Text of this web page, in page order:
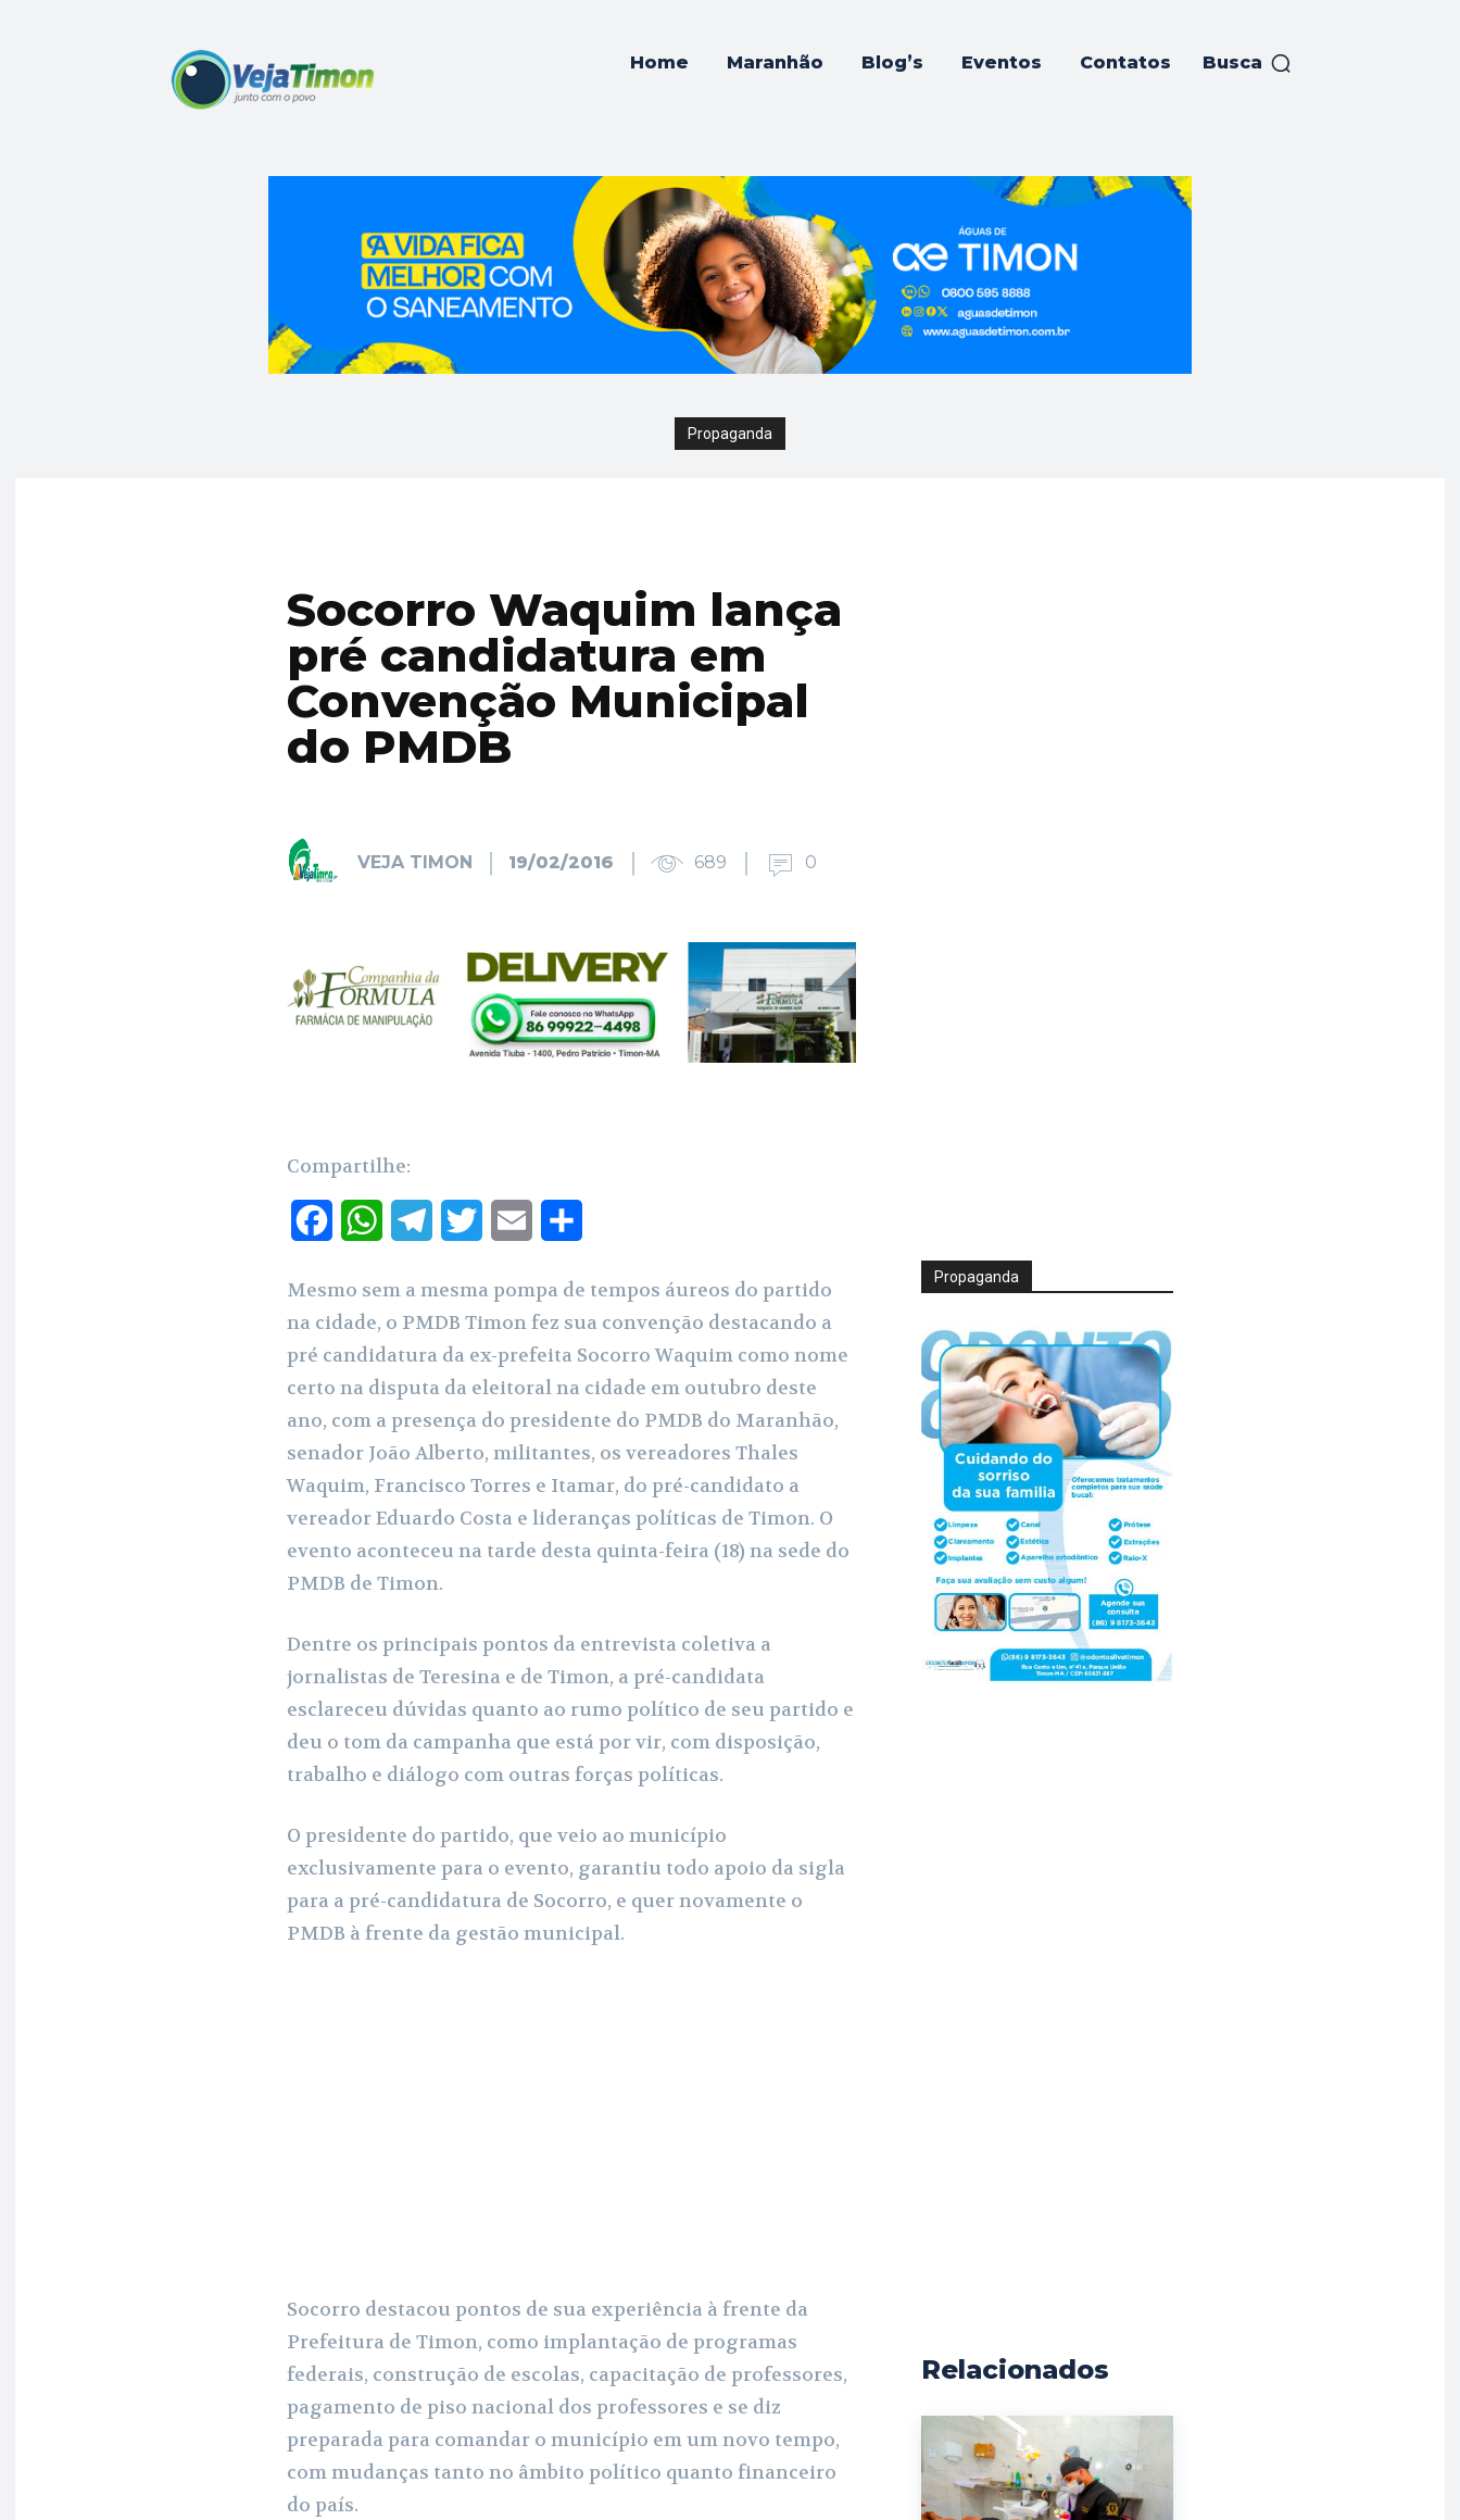
Home Maranhão Blog’s Eventos Contatos Busca
Propaganda
Socorro Waquim lança
pré candidatura em
Convenção Municipal
do PMDB
VEJA TIMON 19/02/2016 689 0
Compartilhe:
c
b
o
o
W
a
t
s
A
p
p
l
g
r
a
m
i
t
e
r
a
i
l
a
r
e
Mesmo sem a mesma pompa de tempos áureos do partido
na cidade, o PMDB Timon fez sua convenção destacando a
pré candidatura da ex-prefeita Socorro Waquim como nome
certo na disputa da eleitoral na cidade em outubro deste
ano, com a presença do presidente do PMDB do Maranhão,
senador João Alberto, militantes, os vereadores Thales
Waquim, Francisco Torres e Itamar, do pré-candidato a
vereador Eduardo Costa e lideranças políticas de Timon. O
evento aconteceu na tarde desta quinta-feira (18) na sede do
PMDB de Timon.
Dentre os principais pontos da entrevista coletiva a
jornalistas de Teresina e de Timon, a pré-candidata
esclareceu dúvidas quanto ao rumo político de seu partido e
deu o tom da campanha que está por vir, com disposição,
trabalho e diálogo com outras forças políticas.
O presidente do partido, que veio ao município
exclusivamente para o evento, garantiu todo apoio da sigla
para a pré-candidatura de Socorro, e quer novamente o
PMDB à frente da gestão municipal.
Socorro destacou pontos de sua experiência à frente da
Prefeitura de Timon, como implantação de programas
federais, construção de escolas, capacitação de professores,
pagamento de piso nacional dos professores e se diz
preparada para comandar o município em um novo tempo,
com mudanças tanto no âmbito político quanto financeiro
do país.
Propaganda
Relacionados